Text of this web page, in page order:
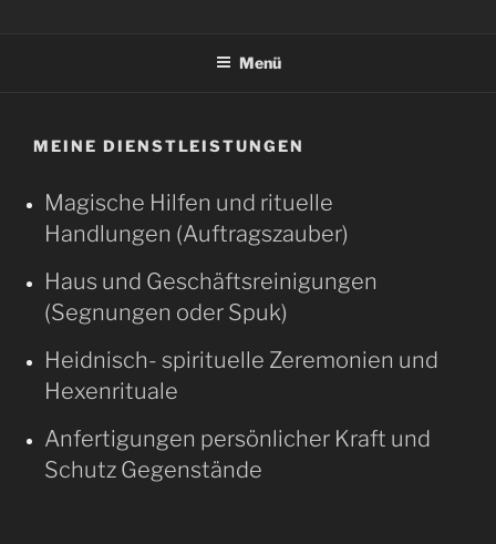
Menü
MEINE DIENSTLEISTUNGEN
Magische Hilfen und rituelle
Handlungen (Auftragszauber)
Haus und Geschäftsreinigungen
(Segnungen oder Spuk)
Heidnisch- spirituelle Zeremonien und
Hexenrituale
Anfertigungen persönlicher Kraft und
Schutz Gegenstände